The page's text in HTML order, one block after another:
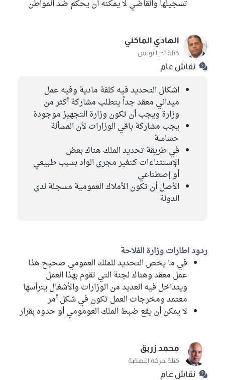
تسجيلها والقاضي لا يمكنه أن يحكم ضد المواطن
الهادي الماكني
كتلة تحيا تونس
نقاش عام
اشكال التحديد فيه كلفة مادية وفيه عمل
ميداني معقد جداً يتطلب مشاركة أكثر من
وزارة ويجب أن تكون وزارة التجهيز موجودة
يجب مشاركة باقي الوزارات لأن المسألة
حساسة
في طريقة تحديد الملك هناك بعض
الإستثناءات كتغير مجرى الواد بسبب طبيعي
أو إصطناعي
الأصل أن تكون الأملاك العمومية مسجلة لدى
الدولة
ردود اطارات وزارة الفلاحة
في ما يخص التحديد للملك العمومي صحيح هذا
عمل معقد وهناك لجنة التي تقوم بهذا العمل
ويتداخل فيه العديد من الوزارات والأشغال يترأسها
معتمد ومخرجات العمل تكون في شكل أمر
لا يمكن أن يقع ضبط الملك العومومي أو حدوه بقرار
محمد زريق
كتلة حركة النهضة
نقاش عام